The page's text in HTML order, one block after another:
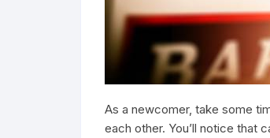
As a newcomer, take some
each other. You’ll notice that